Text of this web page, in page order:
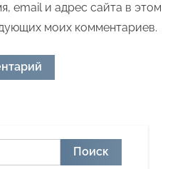
email и адрес сайта в этом
моих комментариев.